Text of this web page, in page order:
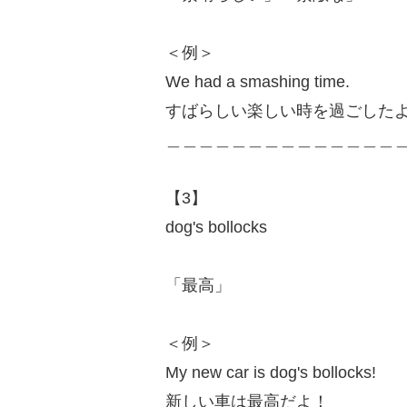
＜例＞
We had a smashing time.
すばらしい楽しい時を過ごしたよ
【3】
dog's bollocks
「最高」
＜例＞
My new car is dog's bollocks!
新しい車は最高だよ！